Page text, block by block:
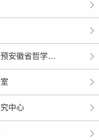
青少年心理健康与危机智能干预安徽省哲学社会科学重点实验室
中心